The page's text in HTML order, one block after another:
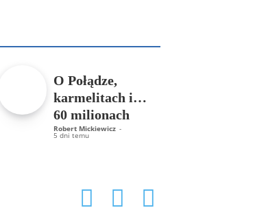
O Połądze,
karmelitach i…
60 milionach
Robert Mickiewicz -
5 dni temu